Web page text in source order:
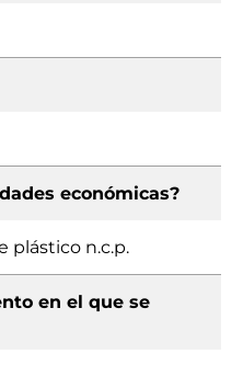
económicas?
plástico n.c.p.
en el que se